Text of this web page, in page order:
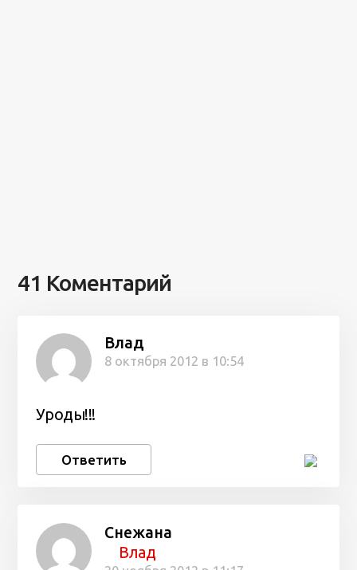
41 Коментарий
Влад
8 октября 2012 в 10:54
Уроды!!!
Ответить
Снежана
Влад